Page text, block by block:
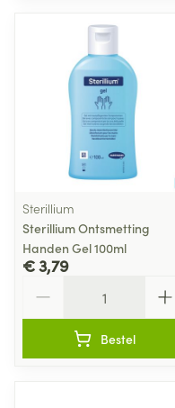
Sterillium
Sterillium Ontsmetting
Handen Gel 100ml
€ 3,79
Bestel